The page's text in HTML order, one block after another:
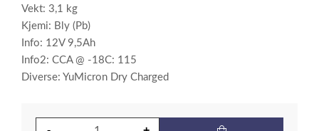
Vekt: 3,1 kg
Kjemi: Bly (Pb)
Info: 12V 9,5Ah
Info2: CCA @ -18C: 115
Diverse: YuMicron Dry Charged